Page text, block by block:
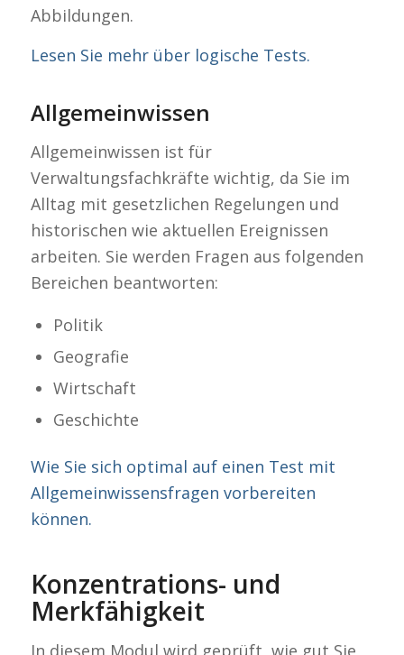
Abbildungen.
Lesen Sie mehr über logische Tests.
Allgemeinwissen
Allgemeinwissen ist für
Verwaltungsfachkräfte wichtig, da Sie im
Alltag mit gesetzlichen Regelungen und
historischen wie aktuellen Ereignissen
arbeiten. Sie werden Fragen aus folgenden
Bereichen beantworten:
Politik
Geografie
Wirtschaft
Geschichte
Wie Sie sich optimal auf einen Test mit
Allgemeinwissensfragen vorbereiten
können.
Konzentrations- und
Merkfähigkeit